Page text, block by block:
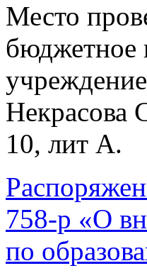
Место
бюджетное
Некрасова
10, лит А.
758-р «О
по